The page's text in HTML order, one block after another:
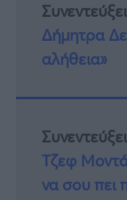
Δήμητρα
αλήθεια»
Τζεφ
να σου πει